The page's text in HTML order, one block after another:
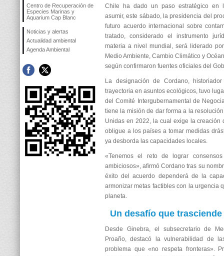
Centro de Recuperación de
Especies Marinas y
Aquarium Cap Blanc
Noticias y alertas
Actualidad ambiental
Agenda Ambiental
Chile ha dado un paso estratégico en
asumir, este sábado, la presidencia del
futuro acuerdo internacional sobre
tratado, considerado el instrumento
materia a nivel mundial, será liderado
Medio Ambiente, Cambio Climático y
según confirmaron fuentes oficiales del
La designación de Cordano,
trayectoria en asuntos ecológicos, tuvo
del Comité Intergubernamental de
tiene la misión de dar forma a la
Unidas en 2022, la cual exige la creación
obligue a los países a tomar medidas
ya desborda las capacidades locales.
«Tenemos el reto de lograr
ambiciosos», afirmó Cordano tras su
éxito del acuerdo dependerá de la
armonizar metas factibles con la urgencia
planeta.
Un desafío que
Desde Ginebra, el subsecretario de
Proaño, destacó la vulnerabilidad de
problema que «no respeta fronteras».